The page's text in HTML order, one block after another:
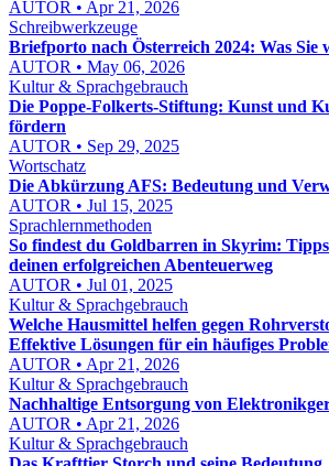
AUTOR • Apr 21, 2026
Schreibwerkzeuge
Briefporto nach Österreich 2024: Was Sie
AUTOR • May 06, 2026
Kultur & Sprachgebrauch
Die Poppe-Folkerts-Stiftung: Kunst und
fördern
AUTOR • Sep 29, 2025
Wortschatz
Die Abkürzung AFS: Bedeutung und
AUTOR • Jul 15, 2025
Sprachlernmethoden
So findest du Goldbarren in Skyrim:
deinen erfolgreichen Abenteuerweg
AUTOR • Jul 01, 2025
Kultur & Sprachgebrauch
Welche Hausmittel helfen gegen
Effektive Lösungen für ein häufiges
AUTOR • Apr 21, 2026
Kultur & Sprachgebrauch
Nachhaltige Entsorgung von
AUTOR • Apr 21, 2026
Kultur & Sprachgebrauch